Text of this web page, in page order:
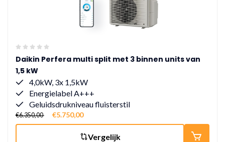
Daikin Perfera multi split met 3 binnen units van
1,5 kW
4,0kW, 3x 1,5kW
Energielabel A+++
Geluidsdrukniveau fluisterstil
€6.350,00 €5.750,00
Vergelijk